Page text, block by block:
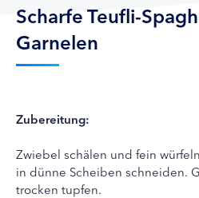
Scharfe Teufli-
Garnelen
Zubereitung:
Zwiebel schälen und fein
in dünne Scheiben schneiden.
trocken tupfen.